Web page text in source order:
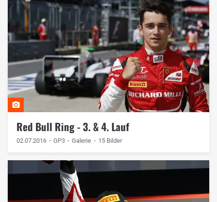
Red Bull Ring - 3. & 4. Lauf
02.07.2016 GP3 Galerie 15 Bilder